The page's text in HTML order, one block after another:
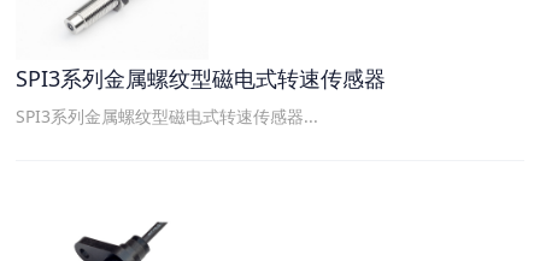
SPI3系列金属螺纹型磁电式转速传感器
SPI3系列金属螺纹型磁电式转速传感器...